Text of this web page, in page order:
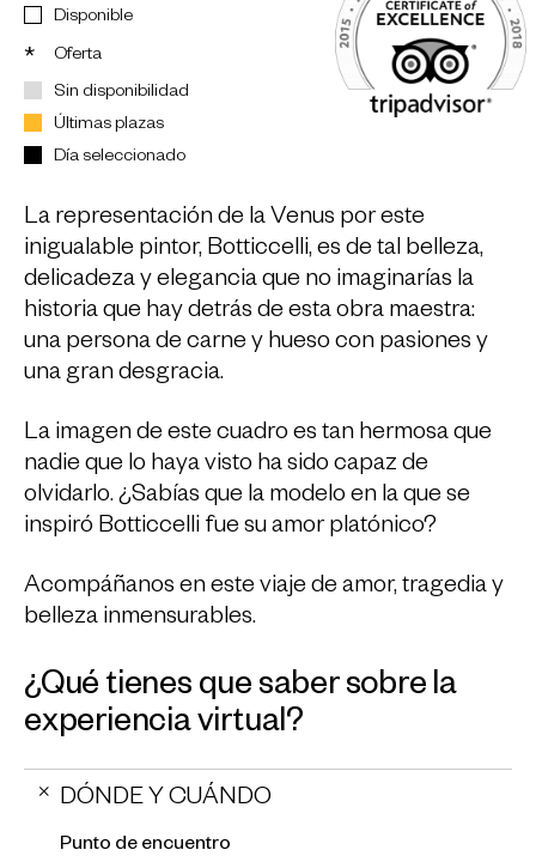
Disponible
*
Oferta
Sin disponibilidad
Últimas plazas
Día seleccionado
La representación de la Venus por este
inigualable pintor, Botticcelli, es de tal belleza,
delicadeza y elegancia que no imaginarías la
historia que hay detrás de esta obra maestra:
una persona de carne y hueso con pasiones y
una gran desgracia.
La imagen de este cuadro es tan hermosa que
nadie que lo haya visto ha sido capaz de
olvidarlo. ¿Sabías que la modelo en la que se
inspiró Botticcelli fue su amor platónico?
Acompáñanos en este viaje de amor, tragedia y
belleza inmensurables.
¿Qué tienes que saber sobre la
experiencia virtual?
DÓNDE Y CUÁNDO
Punto de encuentro